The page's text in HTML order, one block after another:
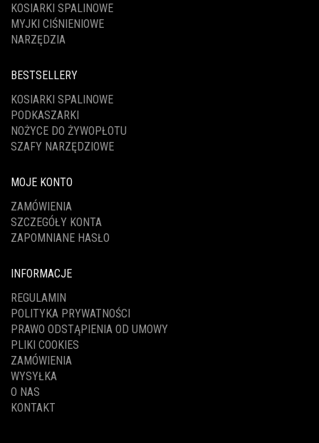
KOSIARKI SPALINOWE
MYJKI CIŚNIENIOWE
NARZĘDZIA
BESTSELLERY
KOSIARKI SPALINOWE
PODKASZARKI
NOŻYCE DO ŻYWOPŁOTU
SZAFY NARZĘDZIOWE
MOJE KONTO
ZAMÓWIENIA
SZCZEGÓŁY KONTA
ZAPOMNIANE HASŁO
INFORMACJE
REGULAMIN
POLITYKA PRYWATNOŚCI
PRAWO ODSTĄPIENIA OD UMOWY
PLIKI COOKIES
ZAMÓWIENIA
WYSYŁKA
O NAS
KONTAKT